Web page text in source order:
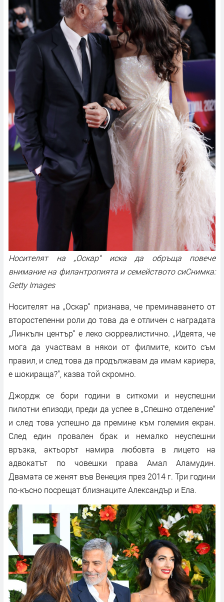
Носителят на „Оскар“ иска да обръща повече
внимание на филантропията и семейството сиСнимка:
Getty Images
Носителят на „Оскар“ признава, че преминаването от
второстепенни роли до това да е отличен с наградата
„Линкълн център“ е леко сюрреалистично. „Идеята, че
мога да участвам в някои от филмите, които съм
правил, и след това да продължавам да имам кариера,
е шокираща?", казва той скромно.
Джордж се бори години в ситкоми и неуспешни
пилотни епизоди, преди да успее в „Спешно отделение“
и след това успешно да премине към големия екран.
След един провален брак и немалко неуспешни
връзка, актьорът намира любовта в лицето на
адвокатът по човешки права Амал Аламудин.
Двамата се женят във Венеция през 2014 г. Три години
по-късно посрещат близнаците Александър и Ела.